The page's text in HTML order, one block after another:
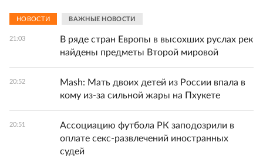
НОВОСТИ ВАЖНЫЕ НОВОСТИ
21:03
В ряде стран Европы в высохших руслах рек
найдены предметы Второй мировой
20:52
Mash: Мать двоих детей из России впала в
кому из-за сильной жары на Пхукете
20:51
Ассоциацию футбола РК заподозрили в
оплате секс-развлечений иностранных
судей